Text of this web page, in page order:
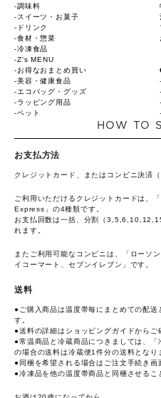
調味料
スイーツ・お菓子
ドリンク
食材・惣菜
冷凍食品
Z's MENU
お得なおまとめ買い
美容・健康食品
エコバッグ・グッズ
ラッピング用品
ペット
HOW TO
お支払方法
クレジットカード、またはコンビニ決済
ご利用いただけるクレジットカードは
Express」の4種類です。
お支払回数は一括、分割（
れます。
またご利用可能なコンビニは、「ローソ
イコーマート、セブンイレブン」です。
送料
●ご購入商品は温度帯毎にまとめての配
す。
●送料の詳細は ショッピングガイドからご
●常温商品と冷蔵商品につきましては、
の場合の送料は冷蔵便1件分の送料となり
●同梱を希望される場合はご注文手続き画
●冷凍品を他の温度帯商品と同梱させるこ